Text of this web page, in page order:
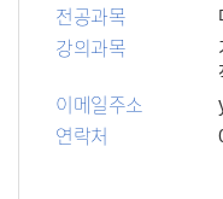
전공과목
강의과목
이메일주소
연락처